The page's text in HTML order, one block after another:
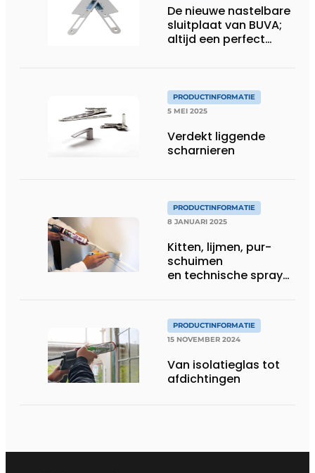
De nieuwe nastelbare
sluitplaat van BUVA;
altijd een perfect
PRODUCTINFORMATIE
5 MEI 2025
Verdekt liggende
scharnieren
PRODUCTINFORMATIE
8 JANUARI 2025
Kitten, lijmen, pur-
schuimen
en technische sprays
PRODUCTINFORMATIE
15 NOVEMBER 2024
Van isolatieglas tot
afdichtingen